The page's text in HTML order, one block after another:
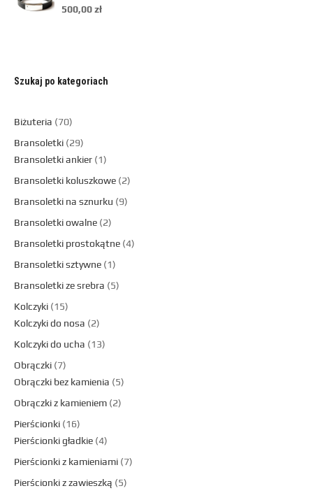
500,00zł
Szukaj po kategoriach
Biżuteria
70
Bransoletki 29
Bransoletki ankier 1
Bransoletki koluszkowe 2
Bransoletki na sznurku
9
Bransoletki owalne 2
Bransoletki prostokątne 4
Bransoletki sztywne 1
Bransoletki ze srebra
5
Kolczyki 15
Kolczyki do nosa
2
Kolczyki do ucha
13
Obrączki 7
Obrączki bez kamienia
5
Obrączki z kamieniem 2
Pierścionki 16
Pierścionki gładkie 4
Pierścionki z kamieniami 7
Pierścionki z zawieszką
5